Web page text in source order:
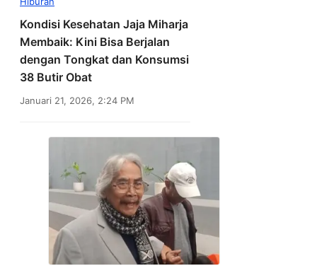
Kondisi Kesehatan Jaja Miharja
Membaik: Kini Bisa Berjalan
dengan Tongkat dan Konsumsi
38 Butir Obat
Januari 21, 2026, 2:24 PM